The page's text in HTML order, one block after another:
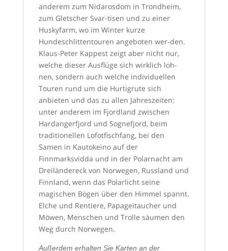
anderem zum Nidarosdom in Trondheim,
zum Gletscher Svar-tisen und zu einer
Huskyfarm, wo im Winter kurze
Hundeschlittentouren angeboten wer-den.
Klaus-Peter Kappest zeigt aber nicht nur,
welche dieser Ausflüge sich wirklich loh-
nen, sondern auch welche individuellen
Touren rund um die Hurtigrute sich
anbieten und das zu allen Jahreszeiten:
unter anderem im Fjordland zwischen
Hardangerfjord und Sognefjord, beim
traditionellen Lofotfischfang, bei den
Samen in Kautokeino auf der
Finnmarksvidda und in der Polarnacht am
Dreiländereck von Norwegen, Russland und
Finnland, wenn das Polarlicht seine
magischen Bögen über den Himmel spannt.
Elche und Rentiere, Papageitaucher und
Möwen, Menschen und Trolle säumen den
Weg durch Norwegen.
Außerdem erhalten Sie Karten an der